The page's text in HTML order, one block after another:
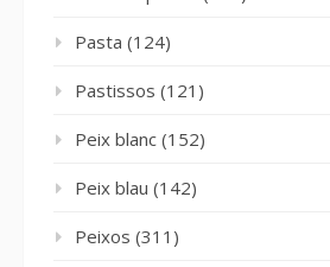
Pasta (124)
Pastissos (121)
Peix blanc (152)
Peix blau (142)
Peixos (311)